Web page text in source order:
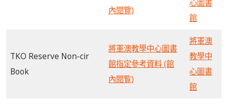
內閱覽)
心圖書
館
TKO Reserve Non-cir
Book
將軍澳教學中心圖書
館指定參考資料 (館
內閱覧)
將軍澳
教學中
心圖書
館